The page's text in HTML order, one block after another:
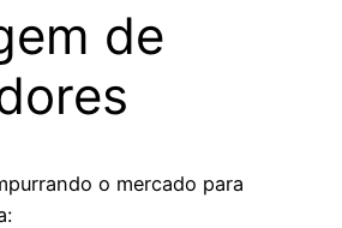
de
o mercado para